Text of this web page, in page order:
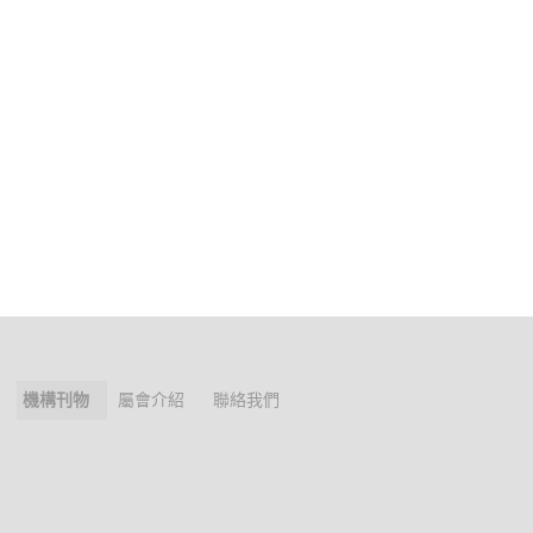
機構刊物 屬會介紹 聯絡我們